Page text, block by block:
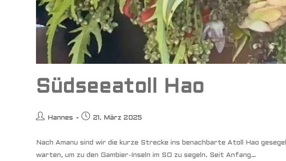
Südseeatoll Hao
Beitrags-
Hannes
Beitrag
21. März 2025
Nach Amanu sind wir die kurze Strecke ins benachbarte Atoll Hao
warten, um zu den Gambier-Inseln im SO zu segeln. Seit Anfang…